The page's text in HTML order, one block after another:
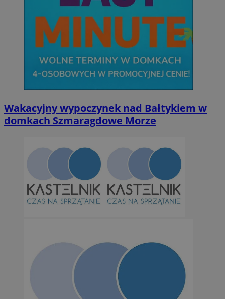
Wakacyjny wypoczynek nad Bałtykiem w
domkach Szmaragdowe Morze